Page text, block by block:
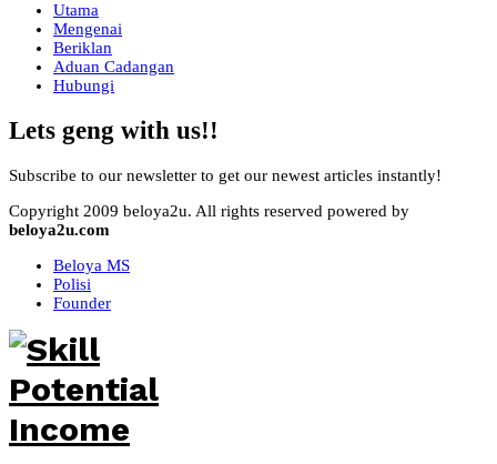
Utama
Mengenai
Beriklan
Aduan Cadangan
Hubungi
Lets geng with us!!
Subscribe to our newsletter to get our newest articles instantly!
Copyright 2009 beloya2u. All rights reserved powered by
beloya2u.com
Beloya MS
Polisi
Founder